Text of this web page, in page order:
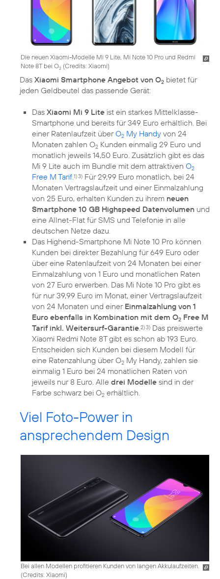
Die neuen Xiaomi-Modelle Mi 9 Lite, Mi Note 10 Pro und Redmi
Note 8T bei O2 (Credits: Xiaomi)
Das Xiaomi Smartphone Angebot von O2 bietet für
jeden Geldbeutel das passende Gerät:
Das Xiaomi Mi 9 Lite ist ein starkes Mittelklasse-
Smartphone und bereits für 349 Euro erhältlich. Bei
einer Ratenlaufzeit überO2 My Handy von 24
Monaten zahlen O2 Kunden einmalig 29 Euro und
monatlich jeweils 14,50 Euro. Zusätzlich gibt es das
Mi 9 Lite auch im Bundle mit dem attraktiven O2
Free M Tarif.1) 3) Für 29,99 Euro monatlich, bei 24
Monaten Vertragslaufzeit und einer Einmalzahlung
von 25 Euro, erhalten Kunden zu ihrem neuen
Smartphone 10 GB Highspeed Datenvolumen und
eine Allnet-Flat für SMS und Telefonie in alle
deutschen Netze dazu.
Das Highend-Smartphone Mi Note 10 Pro können
Kunden bei direkter Bezahlung für 649 Euro oder
über eine Ratenlaufzeit von 24 Monaten bei einer
Einmalzahlung von 1 Euro und monatlichen Raten
von 27 Euro erwerben. Das Mi Note 10 Pro gibt es
für nur 39,99 Euro im Monat, einer Vertragslaufzeit
von 24 Monaten und einer Einmalzahlung von 1
Euro ebenfalls in Kombination mit dem O2 Free M
Tarif inkl. Weitersurf-Garantie.2) 3) Das preiswerte
Xiaomi Redmi Note 8T gibt es schon ab 193 Euro.
Entscheiden sich Kunden bei diesem Modell für
eine Ratenzahlung über O2 My Handy, zahlen sie
einmalig 1 Euro bei 24 monatlichen Raten von
jeweils nur 8 Euro. Alle drei Modelle sind in der
Farbe schwarz bei O2 erhältlich.
Viel Foto-Power in
ansprechendem Design
Bei allen Modellen profitieren Kunden von langen Akkulaufzeiten.
(Credits: Xiaomi)